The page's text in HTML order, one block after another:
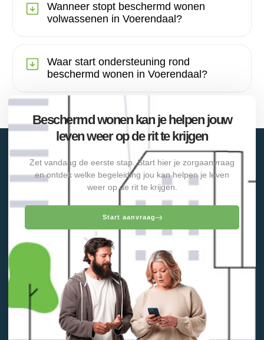
Wanneer stopt beschermd wonen
volwassenen in Voerendaal?
Waar start ondersteuning rond
beschermd wonen in Voerendaal?
Beschermd wonen kan je helpen jouw
leven weer op de rit te krijgen
Zet vandaag de eerste stap. Start hier je zorgaanvraag
en ontdek welke begeleiding jou kan helpen je leven
weer op de rit te krijgen.
Start aanvraag